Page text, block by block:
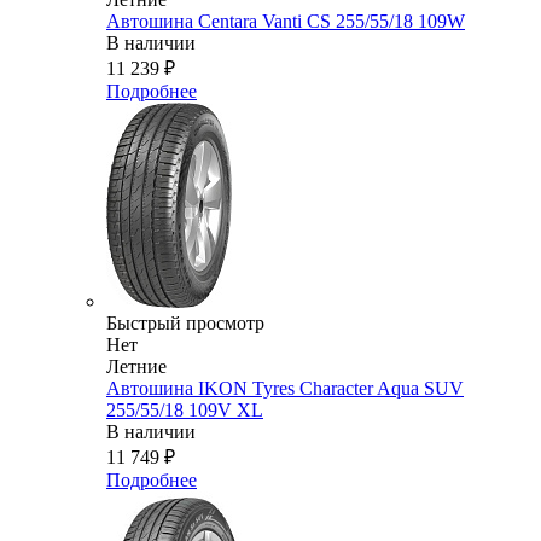
Автошина Centara Vanti CS 255/55/18 109W
В наличии
11 239 ₽
Подробнее
Быстрый просмотр
Нет
Летние
Автошина IKON Tyres Character Aqua SUV
255/55/18 109V XL
В наличии
11 749 ₽
Подробнее